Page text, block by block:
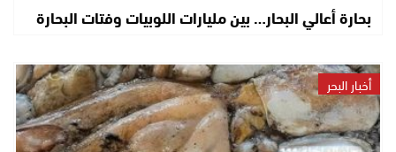
بحارة أعالي البحار… بين مليارات اللوبيات وفتات البحارة
أخبار البحر